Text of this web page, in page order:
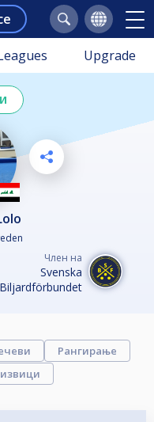
Upgrade
Член на
Svenska
Biljardförbundet
Рангирање